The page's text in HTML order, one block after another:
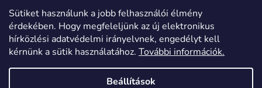
Sütiket használunk a jobb felhasználói élmény
érdekében. Hogy megfeleljünk az új elektronikus
hírközlési adatvédelmi irányelvnek, engedélyt kell
kérnünk a sütik használatához. További információk.
Beállítások